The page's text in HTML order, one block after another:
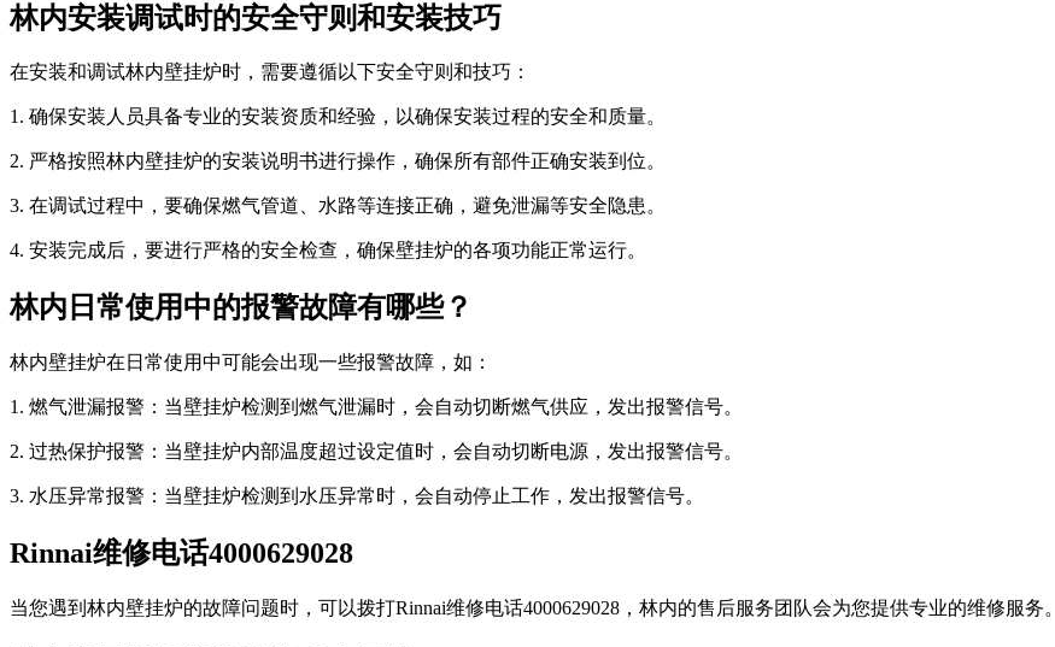
林内安装调试时的安全守则和安装技巧
在安装和调试林内壁挂炉时，需要遵循以下安全守则和技巧：
1. 确保安装人员具备专业的安装资质和经验，以确保安装过程的安全和质量。
2. 严格按照林内壁挂炉的安装说明书进行操作，确保所有部件正确安装到位。
3. 在调试过程中，要确保燃气管道、水路等连接正确，避免泄漏等安全隐患。
4. 安装完成后，要进行严格的安全检查，确保壁挂炉的各项功能正常运行。
林内日常使用中的报警故障有哪些？
林内壁挂炉在日常使用中可能会出现一些报警故障，如：
1. 燃气泄漏报警：当壁挂炉检测到燃气泄漏时，会自动切断燃气供应，发出报警信号。
2. 过热保护报警：当壁挂炉内部温度超过设定值时，会自动切断电源，发出报警信号。
3. 水压异常报警：当壁挂炉检测到水压异常时，会自动停止工作，发出报警信号。
Rinnai维修电话4000629028
当您遇到林内壁挂炉的故障问题时，可以拨打Rinnai维修电话4000629028，林内的售后服务团队会为您提供专业的维修服务。